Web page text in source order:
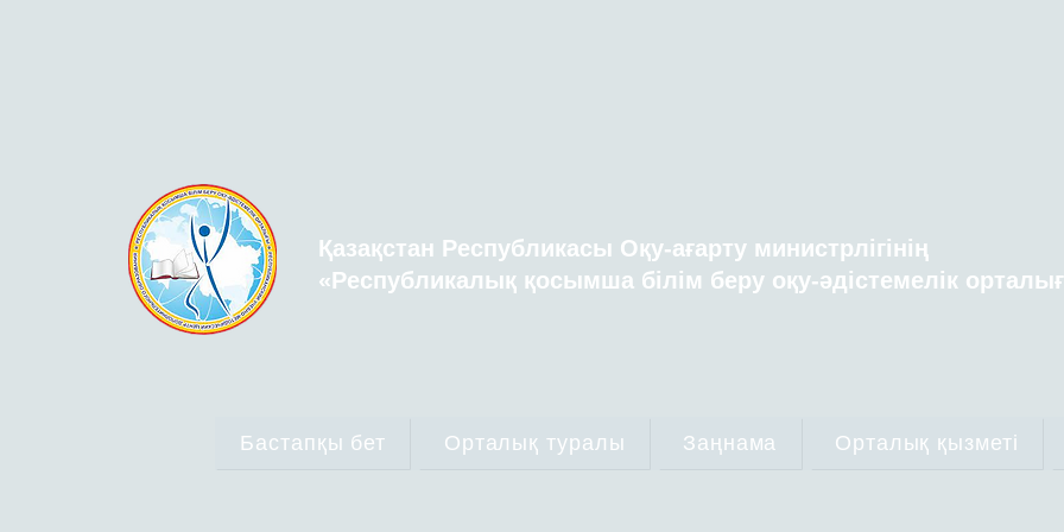
Қазақстан Республикасы Оқу-ағарту министрлігінің
«Республикалық қосымша білім беру оқу-әдістемелік
Бастапқы бет Орталық туралы Заңнама Орталық қызметі